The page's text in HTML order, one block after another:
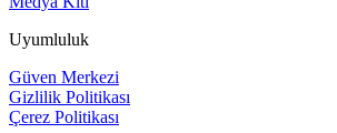
Uyumluluk
Güven Merkezi
Gizlilik Politikası
Çerez Politikası